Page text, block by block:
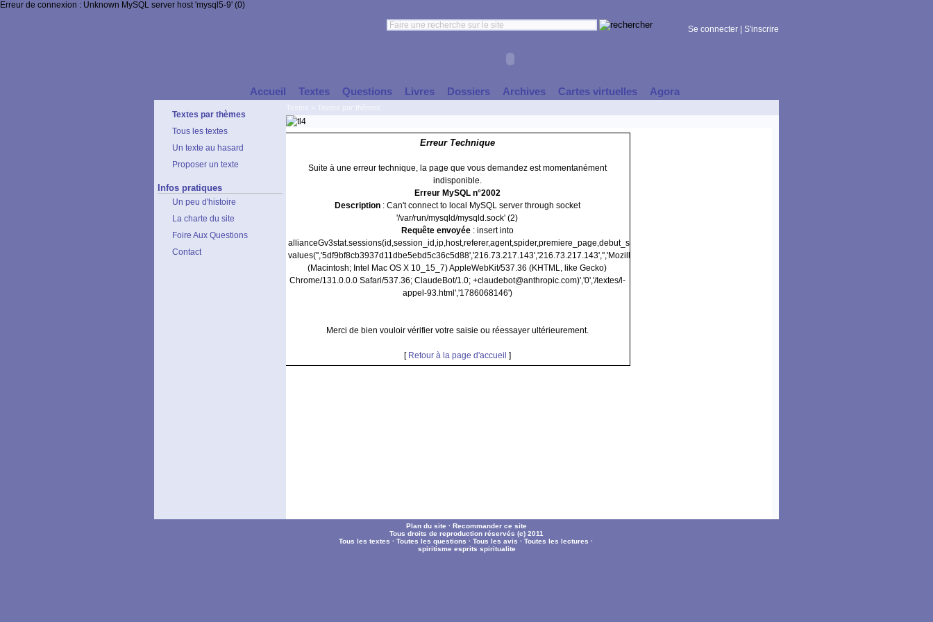
Erreur de connexion : Unknown MySQL server host 'mysql5-9' (0)
Se connecter S'inscrire
Accueil Textes Questions Livres Dossiers Archives Cartes virtuelles Agora
Textes par thèmes
Tous les textes
Un texte au hasard
Proposer un texte
Infos pratiques
Un peu d'histoire
La charte du site
Foire Aux Questions
Contact
Erreur Technique
Suite à une erreur technique, la page que vous demandez est momentanément
indisponible.
Erreur MySQL n°2002
Description: Can't connect to local MySQL server through socket
'/var/run/mysqld/mysqld.sock' (2)
Requête envoyée: insert into
allianceGv3stat.sessions(id,session_id,ip,host,referer,agent,spider,premiere_page,debut_session)
values('','5df9bf8cb3937d11dbe5ebd5c36c5d88','216.73.217.143','216.73.217.143','','Mozilla/5.0
(Macintosh; Intel Mac OS X 10_15_7) AppleWebKit/537.36 (KHTML, like Gecko)
Chrome/131.0.0.0 Safari/537.36; ClaudeBot/1.0; +claudebot@anthropic.com)','0','/textes/l-
appel-93.html','1786068146')
Merci de bien vouloir vérifier votre saisie ou réessayer ultérieurement.
[ Retour à la page d'accueil ]
Plan du site · Recommander ce site
Tous droits de reproduction réservés (c) 2011
Tous les textes · Toutes les questions · Tous les avis · Toutes les lectures ·
spiritisme esprits spiritualite